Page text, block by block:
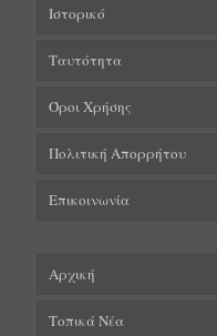
Ιστορικό
Ταυτότητα
Όροι Χρήσης
Πολιτική Απορρήτου
Επικοινωνία
Αρχική
Τοπικά Νέα